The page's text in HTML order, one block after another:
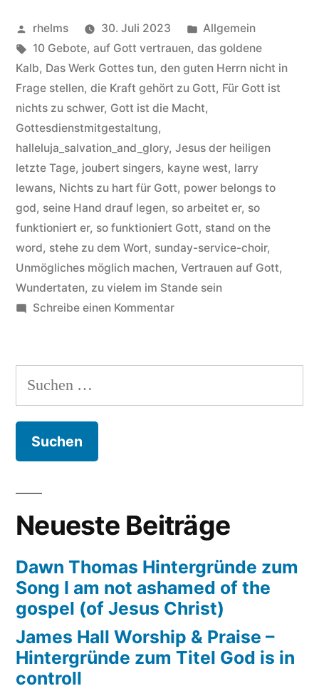
Hintergründe
zum
Song
That’s
how
the
good
lord
works“
Veröffentlicht
von
rhelms 30. Juli 2023
Veröffentlicht
unter
Allgemein
Schlagwörter:
10 Gebote, auf Gott vertrauen, das goldene
Kalb, Das Werk Gottes tun, den guten Herrn nicht in
Frage stellen, die Kraft gehört zu Gott, Für Gott ist
nichts zu schwer, Gott ist die Macht,
Gottesdienstmitgestaltung,
halleluja_salvation_and_glory, Jesus der heiligen
letzte Tage, joubert singers, kayne west, larry
lewans, Nichts zu hart für Gott, power belongs to
god, seine Hand drauf legen, so arbeitet er, so
funktioniert er, so funktioniert Gott, stand on the
word, stehe zu dem Wort, sunday-service-choir,
Unmögliches möglich machen, Vertrauen auf Gott,
Wundertaten, zu vielem im Stande sein
Schreibe einen Kommentarzu
Choir
Hintergründe
good
works
Suchen
nach:
Neueste Beiträge
Dawn Thomas Hintergründe zum
Song I am not ashamed of the
gospel (of Jesus Christ)
James Hall Worship & Praise –
Hintergründe zum Titel God is in
controll